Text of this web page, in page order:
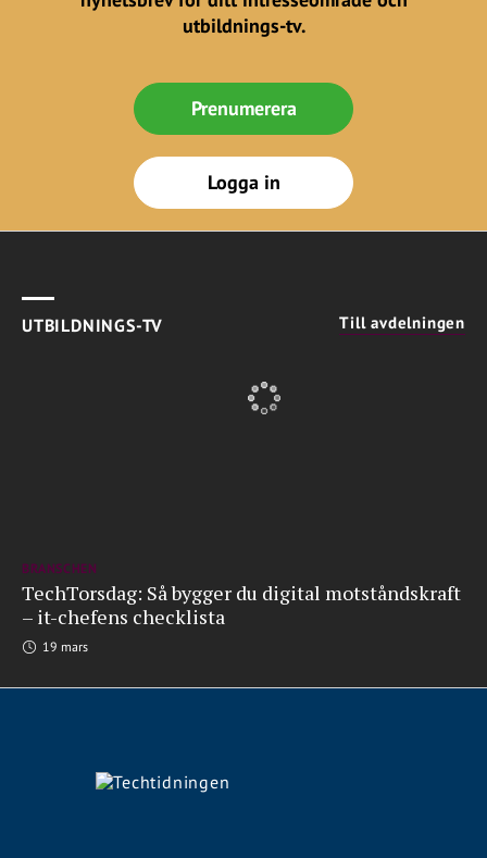
utbildnings-tv.
Prenumerera
Logga in
UTBILDNINGS-TV Till avdelningen
BRANSCHEN
TechTorsdag: Så bygger du digital motståndskraft
– it-chefens checklista
19 mars